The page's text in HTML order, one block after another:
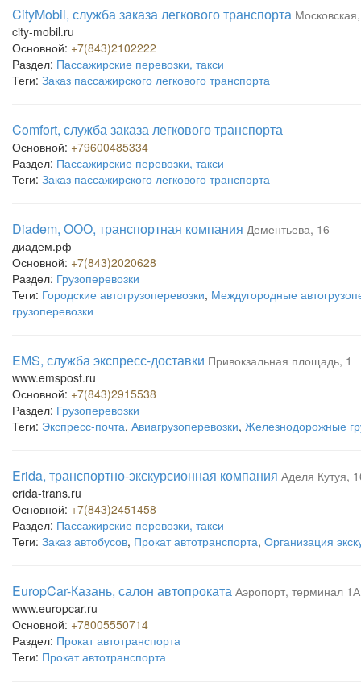
CityMobil, служба заказа легкового транспорта
city-mobil.ru
Основной: +7(843)2102222
Раздел: Пассажирские перевозки, такси
Теги: Заказ пассажирского легкового транспорта
Comfort, служба заказа легкового транспорта
Основной: +79600485334
Раздел: Пассажирские перевозки, такси
Теги: Заказ пассажирского легкового транспорта
Diadem, ООО, транспортная компания Дементьева, 16
диадем.рф
Основной: +7(843)2020628
Раздел: Грузоперевозки
Теги: Городские автогрузоперевозки, Междугородные
грузоперевозки
EMS, служба экспресс-доставки Привокзальная площадь, 1
www.emspost.ru
Основной: +7(843)2915538
Раздел: Грузоперевозки
Теги: Экспресс-почта, Авиагрузоперевозки, Железнодорожные
Erida, транспортно-экскурсионная компания Аделя Кутуя,
erida-trans.ru
Основной: +7(843)2451458
Раздел: Пассажирские перевозки, такси
Теги: Заказ автобусов, Прокат автотранспорта, Организация
EuropCar-Казань, салон автопроката Аэропорт, терминал 1А
www.europcar.ru
Основной: +78005550714
Раздел: Прокат автотранспорта
Теги: Прокат автотранспорта